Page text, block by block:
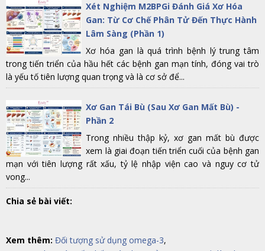
Xét Nghiệm M2BPGi Đánh Giá Xơ Hóa
Gan: Từ Cơ Chế Phân Tử Đến Thực Hành
Lâm Sàng (Phần 1)
Xơ hóa gan là quá trình bệnh lý trung tâm
trong tiến triển của hầu hết các bệnh gan mạn tính, đóng vai trò
là yếu tố tiên lượng quan trọng và là cơ sở để...
Xơ Gan Tái Bù (Sau Xơ Gan Mất Bù) -
Phần 2
Trong nhiều thập kỷ, xơ gan mất bù được
xem là giai đoạn tiến triển cuối của bệnh gan
mạn với tiên lượng rất xấu, tỷ lệ nhập viện cao và nguy cơ tử
vong...
Chia sẻ bài viết:
Xem thêm: Đối tượng sử dụng omega-3,